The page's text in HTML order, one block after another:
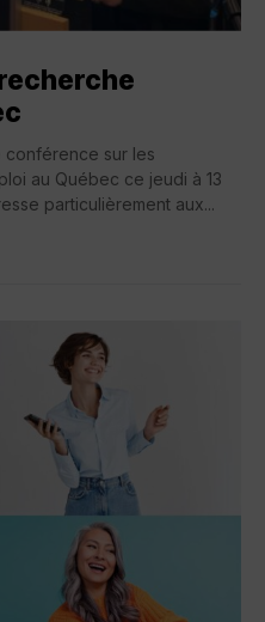
conférence sur les
au Québec ce jeudi à 13
particulièrement aux...